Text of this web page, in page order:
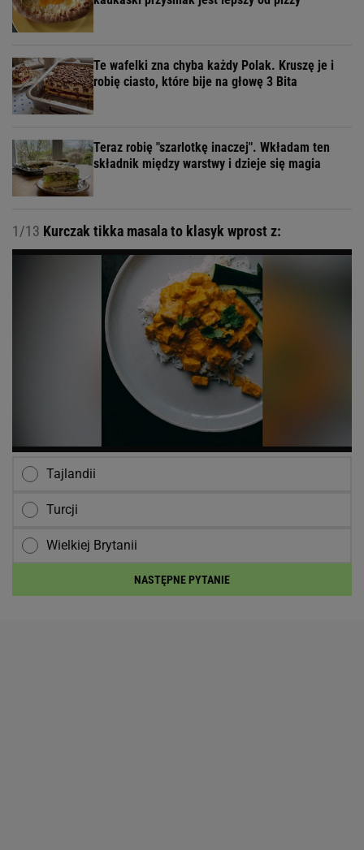
Te wafelki zna chyba każdy Polak. Kruszę je i
robię ciasto, które bije na głowę 3 Bita
Teraz robię "szarlotkę inaczej". Wkładam ten
składnik między warstwy i dzieje się magia
1/13 Kurczak tikka masala to klasyk wprost z:
Tajlandii
Turcji
Wielkiej Brytanii
NASTĘPNE PYTANIE